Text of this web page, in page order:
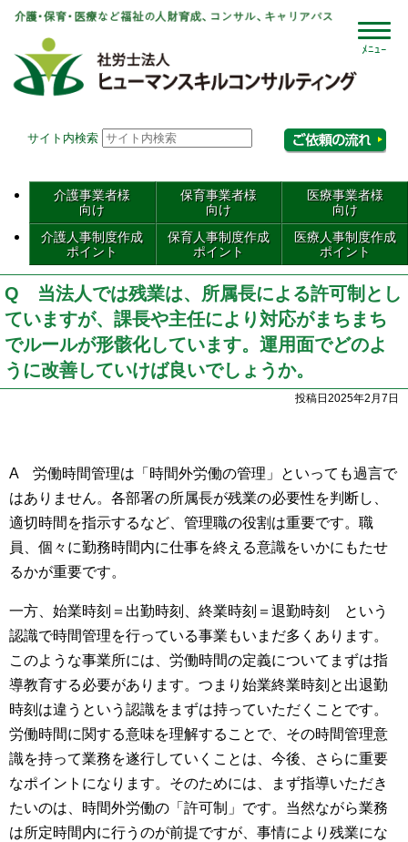
サイト内検索
介護事業者様
向け
保育事業者様
向け
医療事業者様
向け
介護人事制度作成
ポイント
保育人事制度作成
ポイント
医療人事制度作成
ポイント
Q 当法人では残業は、所属長による許可制とし
ていますが、課長や主任により対応がまちまち
でルールが形骸化しています。運用面でどのよ
うに改善していけば良いでしょうか。
投稿日2025年2月7日
A労働時間管理は「時間外労働の管理」といっても過言で
はありません。各部署の所属長が残業の必要性を判断し、
適切時間を指示するなど、管理職の役割は重要です。職
員、個々に勤務時間内に仕事を終える意識をいかにもたせ
るかが重要です。
一方、始業時刻＝出勤時刻、終業時刻＝退勤時刻 という
認識で時間管理を行っている事業もいまだ多くあります。
このような事業所には、労働時間の定義についてまずは指
導教育する必要があります。つまり始業終業時刻と出退勤
時刻は違うという認識をまずは持っていただくことです。
労働時間に関する意味を理解することで、その時間管理意
識を持って業務を遂行していくことは、今後、さらに重要
なポイントになります。そのためには、まず指導いただき
たいのは、時間外労働の「許可制」です。当然ながら業務
は所定時間内に行うのが前提ですが、事情により残業にな